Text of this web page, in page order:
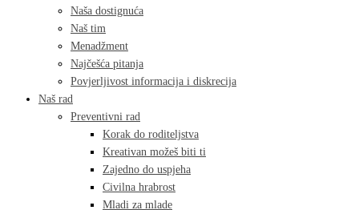
Naša dostignuća
Naš tim
Menadžment
Najčešća pitanja
Povjerljivost informacija i diskrecija
Naš rad
Preventivni rad
Korak do roditeljstva
Kreativan možeš biti ti
Zajedno do uspjeha
Civilna hrabrost
Mladi za mlade